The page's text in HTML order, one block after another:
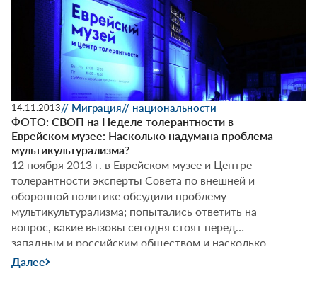
14.11.2013// Миграция// национальности
ФОТО: СВОП на Неделе толерантности в
Еврейском музее: Насколько надумана проблема
мультикультурализма?
12 ноября 2013 г. в Еврейском музее и Центре
толерантности эксперты Совета по внешней и
оборонной политике обсудили проблему
мультикультурализма; попытались ответить на
вопрос, какие вызовы сегодня стоят перед
западным и российским обществом и насколько
актуальна политика создания условий мирного
Далее